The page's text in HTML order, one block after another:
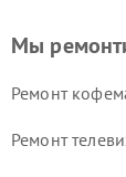
Мы
Ремонт
Ремонт